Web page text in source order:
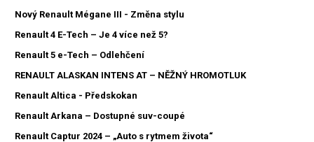
Nový Renault Mégane III - Změna stylu
Renault 4 E-Tech – Je 4 více než 5?
Renault 5 e-Tech – Odlehčení
RENAULT ALASKAN INTENS AT – NĚŽNÝ HROMOTLUK
Renault Altica - Předskokan
Renault Arkana – Dostupné suv-coupé
Renault Captur 2024 – „Auto s rytmem života“